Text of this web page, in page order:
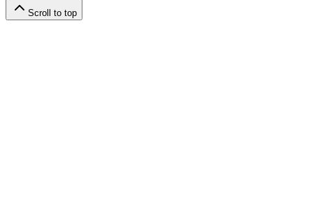
Scroll to top